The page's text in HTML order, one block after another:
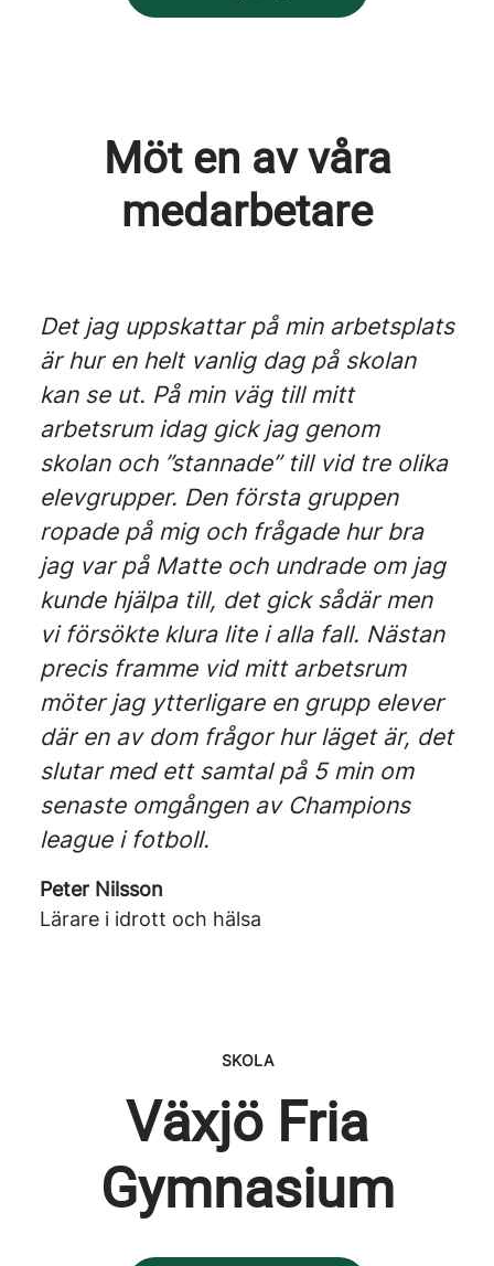
Möt en av våra
medarbetare
Det jag uppskattar på min arbetsplats
är hur en helt vanlig dag på skolan
kan se ut. På min väg till mitt
arbetsrum idag gick jag genom
skolan och ”stannade” till vid tre olika
elevgrupper. Den första gruppen
ropade på mig och frågade hur bra
jag var på Matte och undrade om jag
kunde hjälpa till, det gick sådär men
vi försökte klura lite i alla fall. Nästan
precis framme vid mitt arbetsrum
möter jag ytterligare en grupp elever
där en av dom frågor hur läget är, det
slutar med ett samtal på 5 min om
senaste omgången av Champions
league i fotboll.
Peter Nilsson
Lärare i idrott och hälsa
SKOLA
Växjö Fria
Gymnasium